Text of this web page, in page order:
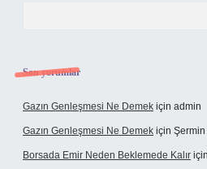
Son yorumlar
Gazın Genleşmesi Ne Demek için admin
Gazın Genleşmesi Ne Demek için Şermin
Borsada Emir Neden Beklemede Kalır için